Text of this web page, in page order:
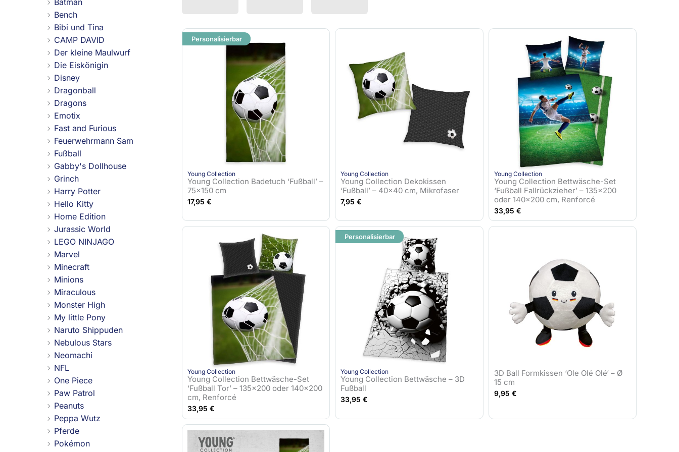
Bench
Bibi und Tina
CAMP DAVID
Der kleine Maulwurf
Die Eiskönigin
Disney
Dragonball
Dragons
Emotix
Fast and Furious
Feuerwehrmann Sam
Fußball
Gabby's Dollhouse
Grinch
Harry Potter
Hello Kitty
Home Edition
Jurassic World
LEGO NINJAGO
Marvel
Minecraft
Minions
Miraculous
Monster High
My little Pony
Naruto Shippuden
Nebulous Stars
Neomachi
NFL
One Piece
Paw Patrol
Peanuts
Peppa Wutz
Pferde
Pokémon
Young Collection
Young Collection Badetuch ‘Fußball’ –
75×150 cm
17,95 €
Personalisierbar
Young Collection
Young Collection Dekokissen
‘Fußball’ – 40×40 cm, Mikrofaser
7,95€
Young Collection
Young Collection Bettwäsche-Set
‘Fußball Fallrückzieher’ – 135×200
oder 140×200 cm, Renforcé
33,95 €
Young Collection
Young Collection Bettwäsche-Set
‘Fußball Tor’ – 135×200 oder 140×200
cm, Renforcé
33,95 €
Young Collection
Young Collection Bettwäsche – 3D
Fußball
33,95€
Personalisierbar
3D Ball Formkissen ‘Ole Olé Olé‘ – Ø
15 cm
9,95 €